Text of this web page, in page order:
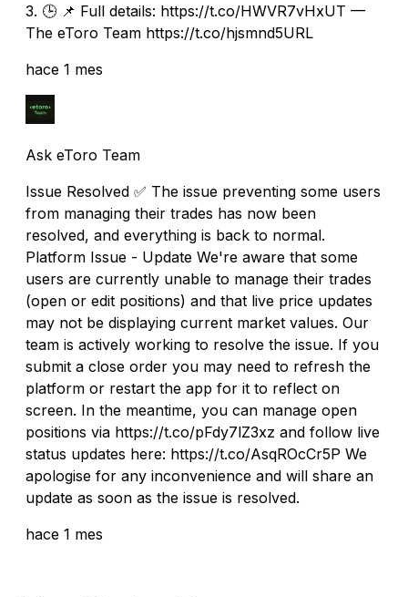
3. 🕒 📌 Full details: https://t.co/HWVR7vHxUT —
The eToro Team https://t.co/hjsmnd5URL
hace 1 mes
Ask eToro Team
Issue Resolved ✅ The issue preventing some users
from managing their trades has now been
resolved, and everything is back to normal.
Platform Issue - Update We're aware that some
users are currently unable to manage their trades
(open or edit positions) and that live price updates
may not be displaying current market values. Our
team is actively working to resolve the issue. If you
submit a close order you may need to refresh the
platform or restart the app for it to reflect on
screen. In the meantime, you can manage open
positions via https://t.co/pFdy7lZ3xz and follow live
status updates here: https://t.co/AsqROcCr5P We
apologise for any inconvenience and will share an
update as soon as the issue is resolved.
hace 1 mes